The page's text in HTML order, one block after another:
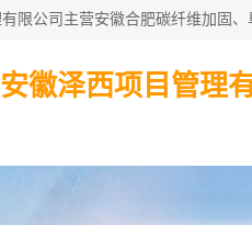
安徽泽西项目管理